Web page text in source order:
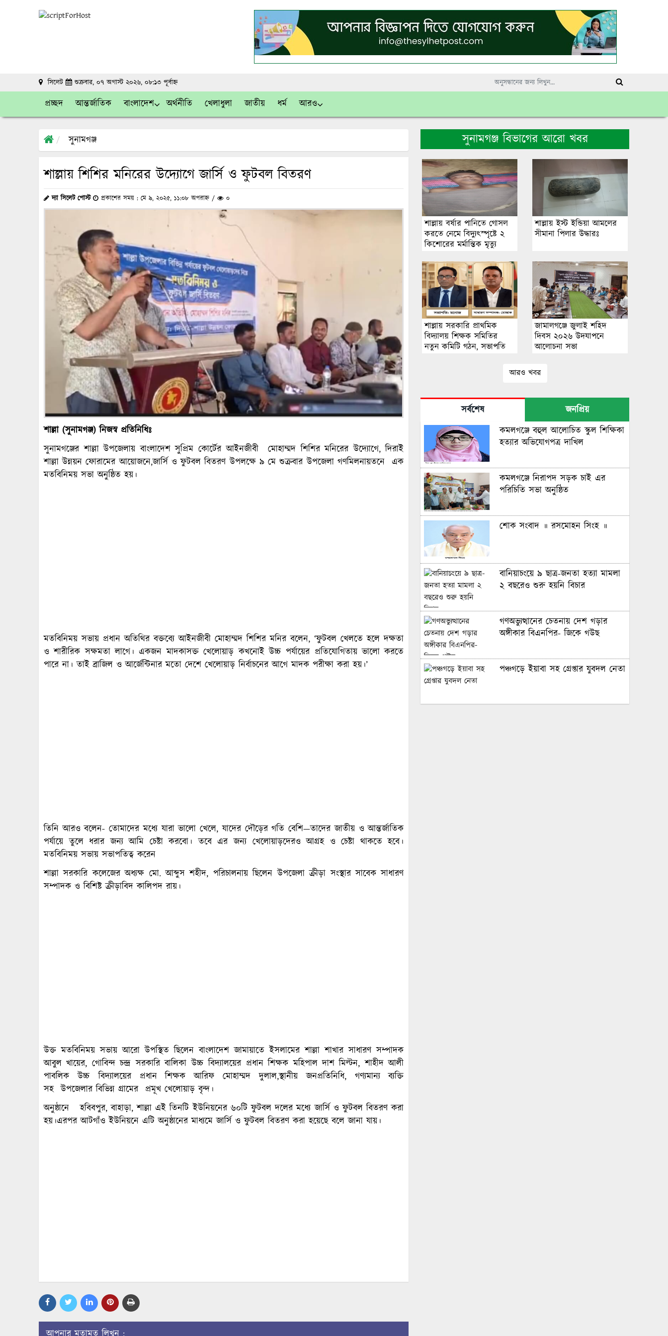
সিলেট শুক্রবার, ০৭ অগাস্ট ২০২৬, ০৮:১৩ পূর্বাহ্ন
প্রচ্ছদ আন্তর্জাতিক বাংলাদেশ অর্থনীতি খেলাধুলা জাতীয় ধর্ম আরও
সুনামগঞ্জ
শাল্লায় শিশির মনিরের উদ্যোগে জার্সি ও ফুটবল বিতরণ
দ্যা সিলেট পোস্ট প্রকাশের সময় : মে ৯, ২০২৫, ১১:০৮ অপরাহ্ন / ০
শাল্লা (সুনামগঞ্জ) নিজস্ব প্রতিনিধিঃ
সুনামগঞ্জের শাল্লা উপজেলায় বাংলাদেশ সুপ্রিম কোর্টের আইনজীবী মোহাম্মদ শিশির মনিরের উদ্যোগে, দিরাই
শাল্লা উন্নয়ন ফোরামের আয়োজনে,জার্সি ও ফুটবল বিতরণ উপলক্ষে ৯ মে শুক্রবার উপজেলা গণমিলনায়তনে এক
মতবিনিময় সভা অনুষ্ঠিত হয়।
মতবিনিময় সভায় প্রধান অতিথির বক্তব্যে আইনজীবী মোহাম্মদ শিশির মনির বলেন, ‘ফুটবল খেলতে হলে দক্ষতা
ও শারীরিক সক্ষমতা লাগে। একজন মাদকাসক্ত খেলোয়াড় কখনোই উচ্চ পর্যায়ের প্রতিযোগিতায় ভালো করতে
পারে না। তাই ব্রাজিল ও আর্জেন্টিনার মতো দেশে খেলোয়াড় নির্বাচনের আগে মাদক পরীক্ষা করা হয়।’
তিনি আরও বলেন- তোমাদের মধ্যে যারা ভালো খেলে, যাদের দৌড়ের গতি বেশি—তাদের জাতীয় ও আন্তর্জাতিক
পর্যায়ে তুলে ধরার জন্য আমি চেষ্টা করবো। তবে এর জন্য খেলোয়াড়দেরও আগ্রহ ও চেষ্টা থাকতে হবে।
মতবিনিময় সভায় সভাপতিত্ব করেন
শাল্লা সরকারি কলেজের অধ্যক্ষ মো. আব্দুস শহীদ, পরিচালনায় ছিলেন উপজেলা ক্রীড়া সংস্থার সাবেক সাধারণ
সম্পাদক ও বিশিষ্ট ক্রীড়াবিদ কালিপদ রায়।
উক্ত মতবিনিময় সভায় আরো উপস্থিত ছিলেন বাংলাদেশ জামায়াতে ইসলামের শাল্লা শাখার সাধারণ সম্পাদক
আবুল খায়ের, গোবিন্দ চন্দ্র সরকারি বালিকা উচ্চ বিদ্যালয়ের প্রধান শিক্ষক মহিপাল দাশ মিল্টন, শাহীদ আলী
পাবলিক উচ্চ বিদ্যালয়ের প্রধান শিক্ষক আরিফ মোহাম্মদ দুলাল,স্থানীয় জনপ্রতিনিধি, গণ্যমান্য ব্যক্তি
সহ উপজেলার বিভিন্ন গ্রামের প্রমূখ খেলোয়াড় বৃন্দ।
অনুষ্ঠানে হবিবপুর, বাহাড়া, শাল্লা এই তিনটি ইউনিয়নের ৬০টি ফুটবল দলের মধ্যে জার্সি ও ফুটবল বিতরণ করা
হয়।এরপর আটগাঁও ইউনিয়নে এটি অনুষ্ঠানের মাধ্যমে জার্সি ও ফুটবল বিতরণ করা হয়েছে বলে জানা যায়।
সুনামগঞ্জ বিভাগের আরো খবর
শাল্লায় বর্ষার পানিতে গোসল
করতে নেমে বিদ্যুৎস্পৃষ্টে ২
কিশোরের মর্মান্তিক মৃত্যু
শাল্লায় ইস্ট ইন্ডিয়া আমলের
সীমানা পিলার উদ্ধারঃ
শাল্লায় সরকারি প্রাথমিক
বিদ্যালয় শিক্ষক সমিতির
নতুন কমিটি গঠন, সভাপতি
জামালগঞ্জে জুলাই শহিদ
দিবস ২০২৬ উদযাপনে
আলোচনা সভা
আরও খবর
সর্বশেষ
জনপ্রিয়
কমলগঞ্জে বহুল আলোচিত স্কুল শিক্ষিকা
হত্যার অভিযোগপত্র দাখিল
কমলগঞ্জে নিরাপদ সড়ক চাই এর
পরিচিতি সভা অনুষ্ঠিত
শোক সংবাদ ॥ রসমোহন সিংহ ॥
বানিয়াচংয়ে ৯ ছাত্র-জনতা হত্যা মামলা
২ বছরেও শুরু হয়নি বিচার
গণঅভ্যুত্থানের চেতনায় দেশ গড়ার
অঙ্গীকার বিএনপির- জিকে গউছ
পঞ্চগড়ে ইয়াবা সহ গ্রেপ্তার যুবদল নেতা